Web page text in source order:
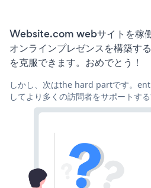
Website.com webサイトを稼
オンラインプレゼンスを構築す
を克服できます。おめでとう！
しかし、次はthe hard partです。
してより多くの訪問者をサポートす